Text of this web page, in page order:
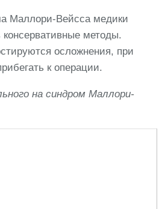
Маллори-Вейсса медики
методы.
осложнения, при
к операции.
на синдром Маллори-